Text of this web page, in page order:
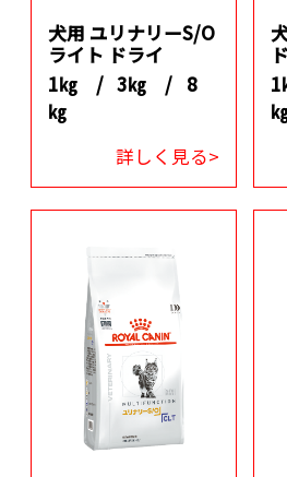
犬用 ユリナリーS/O
ライト ドライ
1㎏ / 3㎏ / 8
㎏
詳しく見る>